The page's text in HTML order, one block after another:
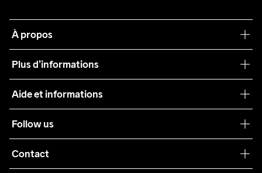
À propos
Plus d’informations
Teamwear
Durabilité
Collaborations
Aide et informations
Conditions générales
Retours
Follow us
Contact